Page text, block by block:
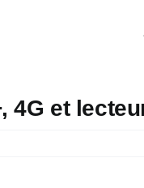
4G et